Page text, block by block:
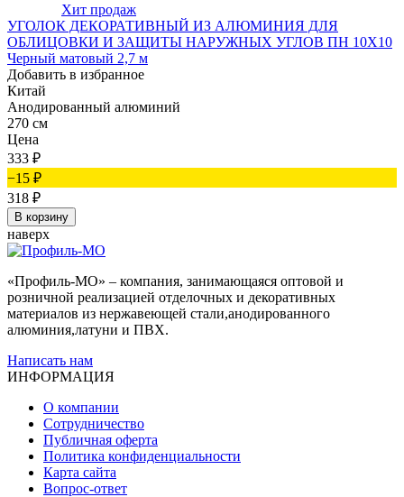
Хит продаж
УГОЛОК ДЕКОРАТИВНЫЙ ИЗ АЛЮМИНИЯ ДЛЯ
ОБЛИЦОВКИ И ЗАЩИТЫ НАРУЖНЫХ УГЛОВ ПН 10Х10
Черный матовый 2,7 м
Добавить в избранное
Китай
Анодированный алюминий
270 см
Цена
333 ₽
−15 ₽
318 ₽
В корзину
наверх
«Профиль-МО» – компания, занимающаяся оптовой и
розничной реализацией отделочных и декоративных
материалов из нержавеющей стали,анодированного
алюминия,латуни и ПВХ.
Написать нам
ИНФОРМАЦИЯ
О компании
Сотрудничество
Публичная оферта
Политика конфиденциальности
Карта сайта
Вопрос-ответ